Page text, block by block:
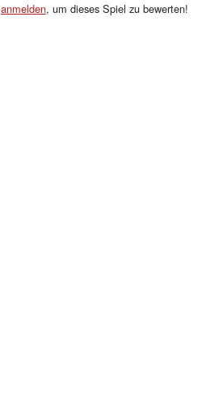
anmelden, um dieses Spiel zu bewerten!